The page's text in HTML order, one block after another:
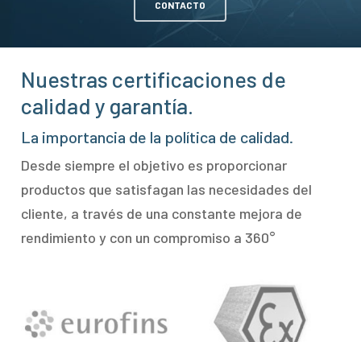
CONTACTO
Nuestras certificaciones de
calidad y garantía.
La importancia de la política de calidad.
Desde siempre el objetivo es proporcionar
productos que satisfagan las necesidades del
cliente, a través de una constante mejora de
rendimiento y con un compromiso a 360°